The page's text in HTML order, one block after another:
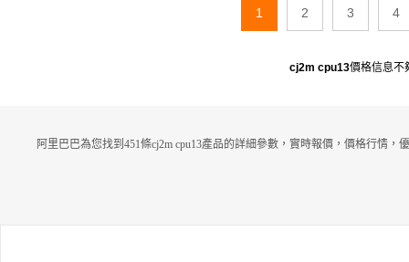
1 2 3 4
cj2m cpu13價格信息不
阿里巴巴為您找到451條cj2m cpu13產品的詳細參數，實時報價，價格行情，